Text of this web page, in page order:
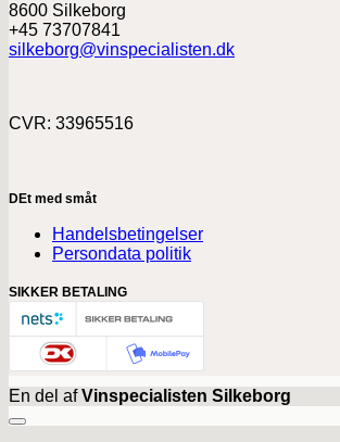
8600 Silkeborg
+45 73707841
silkeborg@vinspecialisten.dk
CVR: 33965516
DEt med småt
Handelsbetingelser
Persondata politik
SIKKER BETALING
En del afVinspecialisten Silkeborg